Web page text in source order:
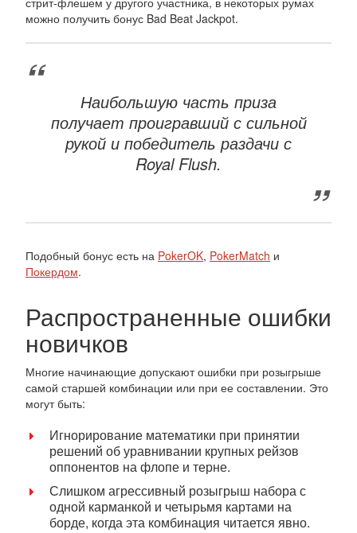
можно получить бонус Bad Beat Jackpot.
Наибольшую часть приза
получает проигравший с сильной
рукой и победитель раздачи с
Royal Flush.
Подобный бонус есть на PokerOK, PokerMatch и
Покердом.
Распространенные ошибки
новичков
Многие начинающие допускают ошибки при розыгрыше
самой старшей комбинации или при ее составлении. Это
могут быть:
Игнорирование математики при принятии
решений об уравнивании крупных рейзов
оппонентов на флопе и терне.
Слишком агрессивный розыгрыш набора с
одной карманкой и четырьмя картами на
борде, когда эта комбинация читается явно.